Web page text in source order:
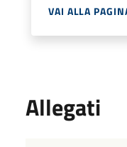
VAI ALLA
Allegati